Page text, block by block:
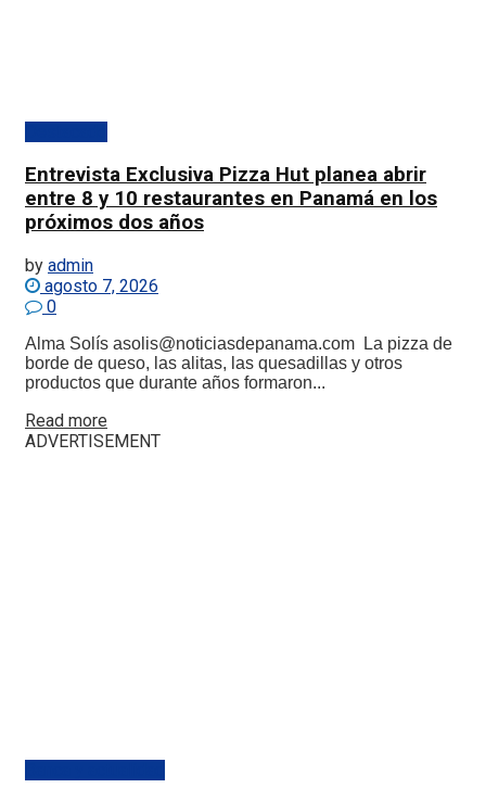
Entrevista Exclusiva Pizza Hut planea abrir
entre 8 y 10 restaurantes en Panamá en los
próximos dos años
by admin
agosto 7, 2026
0
Alma Solís asolis@noticiasdepanama.com La pizza de
borde de queso, las alitas, las quesadillas y otros
productos que durante años formaron...
Read more
ADVERTISEMENT